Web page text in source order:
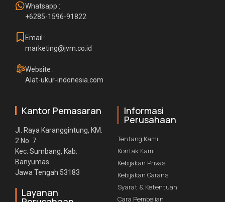
Whatsapp :
+6285-1596-91822
Email :
marketing@jvm.co.id
Website :
Alat-ukur-indonesia.com
Kantor Pemasaran
Jl. Raya Karanggintung, KM.
2 No. 7
Kec. Sumbang, Kab.
Banyumas
Jawa Tengah 53183
Layanan
Informasi
Perusahaan
Tentang Kami
Kontak Kami
Kebijakan Privasi
Kebijakan Garansi
Syarat & Ketentuan
Cara Pembelian